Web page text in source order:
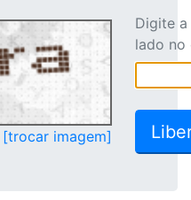
[trocar imagem]
Digite
lado no